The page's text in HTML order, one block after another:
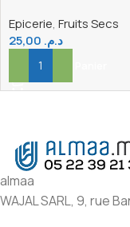
Epicerie, Fruits Secs
د.م.
Ajouter Au Panier
almaa
WAJAL SARL, 9, rue